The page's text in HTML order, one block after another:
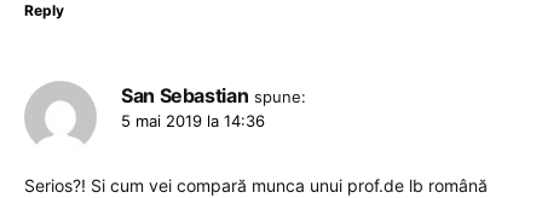
Reply
San Sebastian spune:
5 mai 2019 la 14:36
Serios?! Si cum vei compară munca unui prof.de lb română